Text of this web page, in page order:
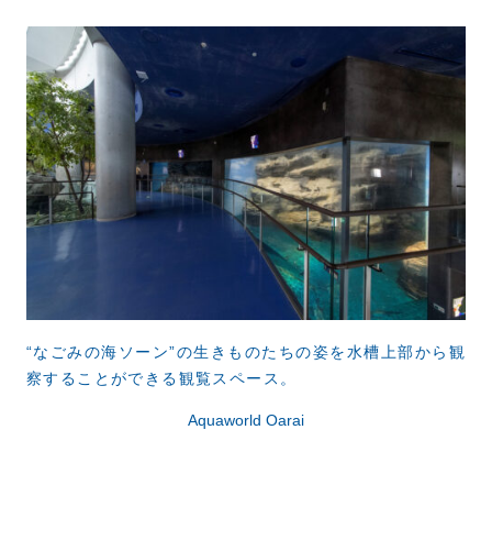
“なごみの海ソーン”の生きものたちの姿を水槽上部から観
察することができる観覧スペース。
Aquaworld Oarai